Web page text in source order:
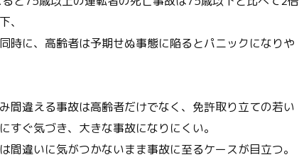
、
時に、高齢者は予期せぬ事態に陥るとパニックになりや
間違える事故は高齢者だけでなく、免許取り立ての若い
ぐ気づき、大きな事故になりにくい。
間違いに気がつかないまま事故に至るケースが目立つ。